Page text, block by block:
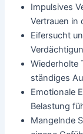
Impulsives
Vertrauen in
Eifersucht
Wiederholte
ständiges
Emotionale
Belastung
Mangelnde